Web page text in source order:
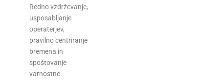
Redno vzdrževanje,
usposabljanje
operaterjev,
pravilno centriranje
bremena in
spoštovanje
varnostne